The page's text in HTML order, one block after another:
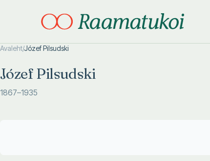
Avaleht/Józef Pilsudski
Józef Pilsudski
1867–1935